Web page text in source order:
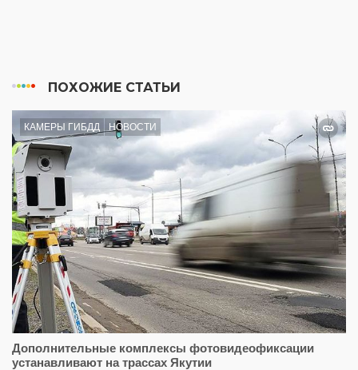
ПОХОЖИЕ СТАТЬИ
КАМЕРЫ ГИБДД НОВОСТИ
Дополнительные комплексы фотовидеофиксации
устанавливают на трассах Якутии